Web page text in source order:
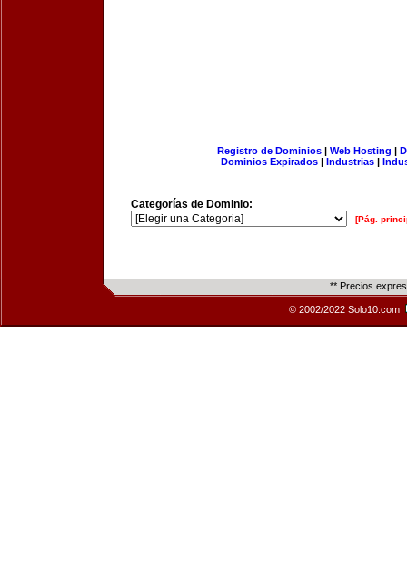
Registro de Dominios| Web Hosting |
Dominios Expirados | Industrias |
Categorías de Dominio:
[Pág.
** Precios
© 2002/2022 Solo10.com